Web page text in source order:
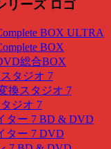
BOX ULTRA
BOX
総合BOX
タジオ 7
換スタジオ 7
ジオ 7
ター 7 BD & DVD
ター 7 DVD